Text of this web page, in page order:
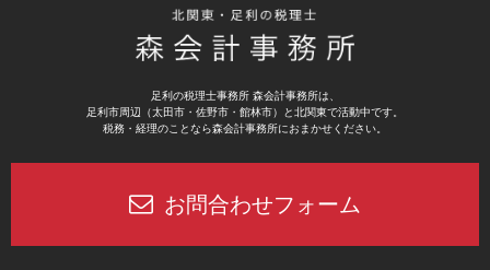
足利の税理士事務所 森会計事務所は、
足利市周辺（太田市・佐野市・館林市）と北関東で活動中です。
税務・経理のことなら森会計事務所におまかせください。
お問合わせフォーム